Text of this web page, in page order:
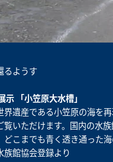
るようす
示 「小笠原大水槽」
界遺産である小笠原の海を
覧いただけます。国内の水
どこまでも青く透き通った
館協会登録より